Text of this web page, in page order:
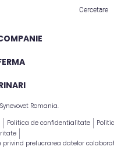
Cercetare
mari
Romania.
Politica de confidentialitate
privind prelucrarea datelor